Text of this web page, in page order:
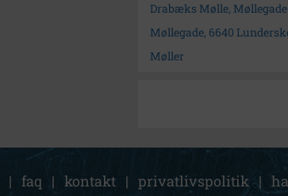
Drabæks Mølle,
Møllegade, 6640
Møller
| faq | kontakt | privatlivspolitik |